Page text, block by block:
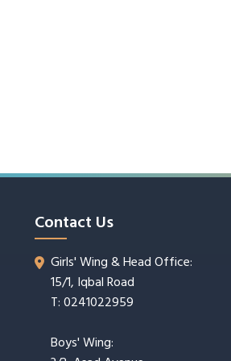
Contact Us
Girls' Wing & Head Office:
15/1, Iqbal Road
T: 0241022959
Boys' Wing: